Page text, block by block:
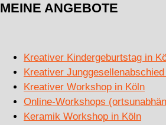
MEINE ANGEBOTE
Kreativer Kindergeburtstag in
Kreativer
Kreativer Workshop in Köln
Online-Workshops
Keramik Workshop in Köln